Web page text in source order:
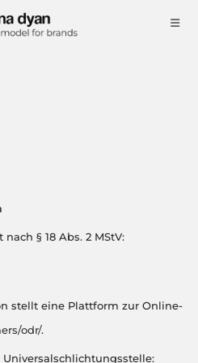
§ 18 Abs. 2 MStV:
stellt eine Plattform zur Online-
odr/.